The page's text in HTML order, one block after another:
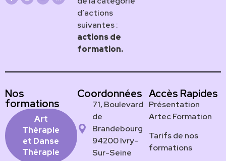
d’actions
suivantes :
actions de
formation.
Nos
formations
Art
Thérapie
et Danse
Thérapie
Coordonnées
71, Boulevard
de
Brandebourg
94200 Ivry-
Sur-Seine
Accès Rapides
Présentation
Artec Formation
Tarifs de nos
formations